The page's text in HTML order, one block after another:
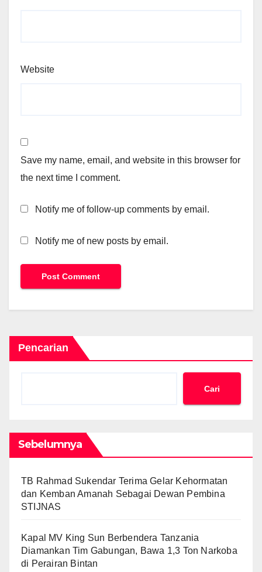
Website
Save my name, email, and website in this browser for
the next time I comment.
Notify me of follow-up comments by email.
Notify me of new posts by email.
Pencarian
Cari
Sebelumnya
TB Rahmad Sukendar Terima Gelar Kehormatan
dan Kemban Amanah Sebagai Dewan Pembina
STIJNAS
Kapal MV King Sun Berbendera Tanzania
Diamankan Tim Gabungan, Bawa 1,3 Ton Narkoba
di Perairan Bintan